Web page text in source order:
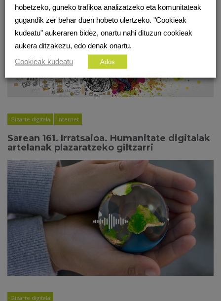
BESTE PODCAST BATZUK
Gizarte digitala Internet
Sarean 161. Irratsaioa. Humanitate digitalak
artelanak plazaratzeko giltzarri
Gizarte digitala
hobetzeko, guneko trafikoa analizatzeko eta komunitateak
gugandik zer behar duen hobeto ulertzeko. "Cookieak
kudeatu" aukeraren bidez, onartu nahi dituzun cookieak
aukera ditzakezu, edo denak onartu.
Cookieak kudeatu
Ados